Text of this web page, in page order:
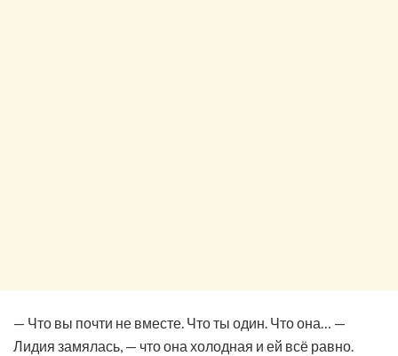
— Что вы почти не вместе. Что ты один. Что она… —
Лидия замялась, — что она холодная и ей всё равно.